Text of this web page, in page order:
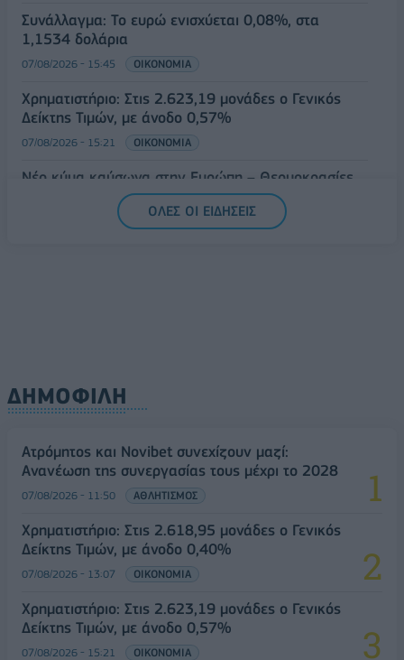
Συνάλλαγμα: Το ευρώ ενισχύεται 0,08%, στα
1,1534 δολάρια
07/08/2026 - 15:45 ΟΙΚΟΝΟΜΙΑ
Χρηματιστήριο: Στις 2.623,19 μονάδες ο Γενικός
Δείκτης Τιμών, με άνοδο 0,57%
07/08/2026 - 15:21 ΟΙΚΟΝΟΜΙΑ
Νέο κύμα καύσωνα στην Ευρώπη – Θερμοκρασίες
άνω των 40°C σε Ιταλία, Ισπανία και Βαλκάνια
07/08/2026 - 14:58 ΚΟΣΜΟΣ
ΟΛΕΣ ΟΙ ΕΙΔΗΣΕΙΣ
ΔΗΜΟΦΙΛΗ
Ατρόμητος και Novibet συνεχίζουν μαζί:
Ανανέωση της συνεργασίας τους μέχρι το 2028
07/08/2026 - 11:50 ΑΘΛΗΤΙΣΜΟΣ
Χρηματιστήριο: Στις 2.618,95 μονάδες ο Γενικός
Δείκτης Τιμών, με άνοδο 0,40%
07/08/2026 - 13:07 ΟΙΚΟΝΟΜΙΑ
Χρηματιστήριο: Στις 2.623,19 μονάδες ο Γενικός
Δείκτης Τιμών, με άνοδο 0,57%
07/08/2026 - 15:21 ΟΙΚΟΝΟΜΙΑ